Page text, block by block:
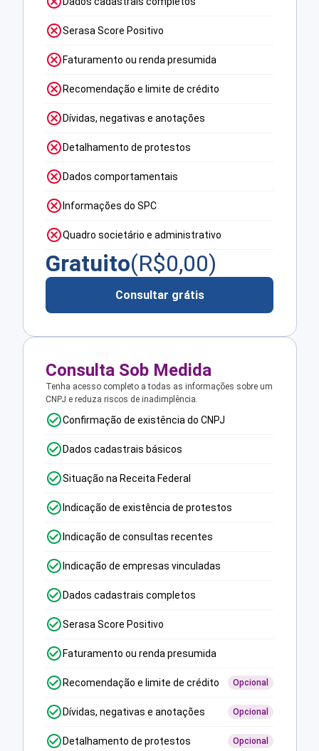
Serasa Score Positivo
Faturamento ou renda presumida
Recomendação e limite de crédito
Dívidas, negativas e anotações
Detalhamento de protestos
Dados comportamentais
Informações do SPC
Quadro societário e administrativo
Gratuito(R$0,00)
Consultar grátis
Consulta Sob Medida
Tenha acesso completo a todas as informações sobre um
CNPJ e reduza riscos de inadimplência.
Confirmação de existência do CNPJ
Dados cadastrais básicos
Situação na Receita Federal
Indicação de existência de protestos
Indicação de consultas recentes
Indicação de empresas vinculadas
Dados cadastrais completos
Serasa Score Positivo
Faturamento ou renda presumida
Recomendação e limite de crédito Opcional
Dívidas, negativas e anotações Opcional
Detalhamento de protestos Opcional